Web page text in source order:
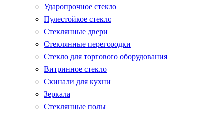
Ударопрочное стекло
Пулестойкое стекло
Стеклянные двери
Стеклянные перегородки
Стекло для торгового оборудования
Витринное стекло
Скинали для кухни
Зеркала
Стеклянные полы